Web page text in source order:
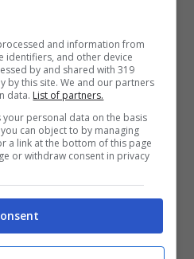
animale nascosto tra i gatti
trovare l’animale
i gatti nei secondi
cliccate su
la soluzione
and information from
identifiers, and other device
by and shared with 319
by this site. We and our partners
data. List of partners.
personal data on the basis
can object to by managing
a link at the bottom of this page
or withdraw consent in privacy